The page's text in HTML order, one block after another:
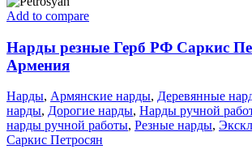
Add to compare
Нарды резные Герб РФ Саркис
Армения
Нарды, Армянские нарды, Деревянные
нарды, Дорогие нарды, Нарды ручной
нарды ручной работы, Резные нарды,
Саркис Петросян